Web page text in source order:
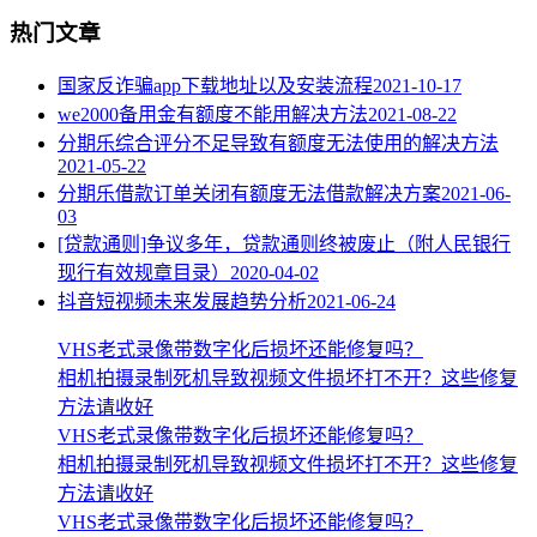
热门文章
国家反诈骗app下载地址以及安装流程2021-10-17
we2000备用金有额度不能用解决方法2021-08-22
分期乐综合评分不足导致有额度无法使用的解决方法
2021-05-22
分期乐借款订单关闭有额度无法借款解决方案2021-06-
03
[贷款通则]争议多年，贷款通则终被废止（附人民银行
现行有效规章目录） 2020-04-02
抖音短视频未来发展趋势分析2021-06-24
VHS老式录像带数字化后损坏还能修复吗？
相机拍摄录制死机导致视频文件损坏打不开？这些修复
方法请收好
VHS老式录像带数字化后损坏还能修复吗？
相机拍摄录制死机导致视频文件损坏打不开？这些修复
方法请收好
VHS老式录像带数字化后损坏还能修复吗？